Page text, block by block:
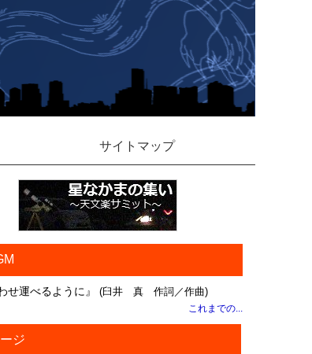
サイトマップ
せ運べるように』 (臼井 真 作詞／作曲)
これまでの...
ジ